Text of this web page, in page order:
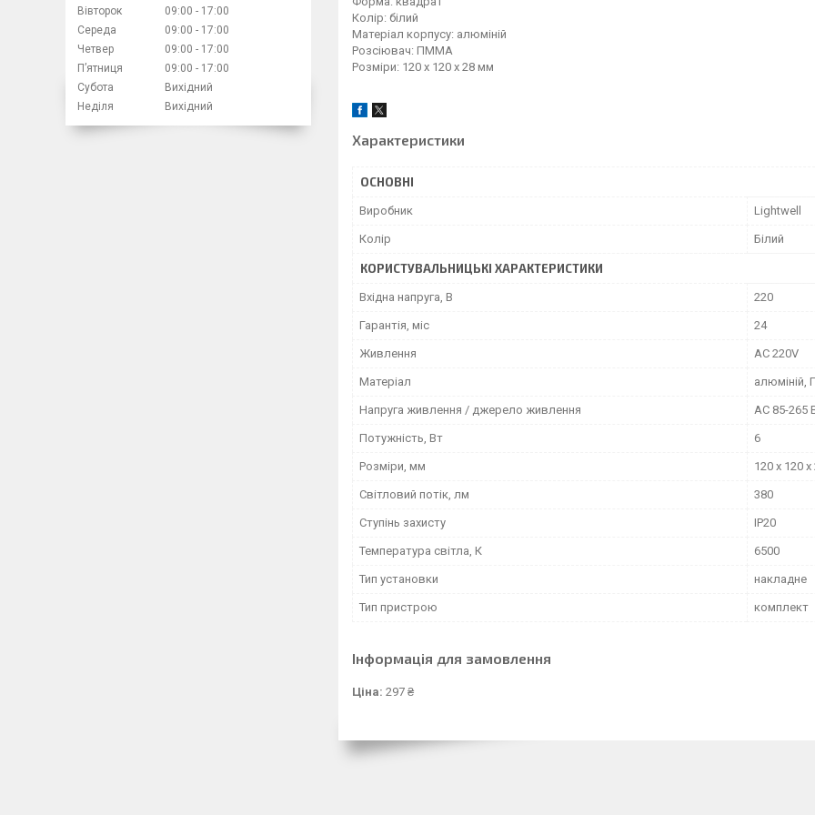
Колір: білий
Матеріал корпусу: алюміній
Розсіювач: ПММА
Розміри: 120 x 120 x 28 мм
Характеристики
ОСНОВНІ
Виробник Lightwell
Колір Білий
КОРИСТУВАЛЬНИЦЬКІ ХАРАКТЕРИСТИКИ
Вхідна напруга, В 220
Гарантія, міс 24
Живлення AC 220V
Матеріал
Напруга живлення / джерело живлення AC 85-265
Потужність, Вт 6
Розміри, мм 120 x 120 x
Світловий потік, лм 380
Ступінь захисту IP20
Температура світла, К 6500
Тип установки накладне
Тип пристрою комплект
Інформація для замовлення
Ціна: 297 ₴
Вівторок 09:00
17:00
Середа
09:00
17:00
Четвер
09:00
17:00
Пʼятниця
09:00
17:00
Субота
Вихідний
Неділя
Вихідний